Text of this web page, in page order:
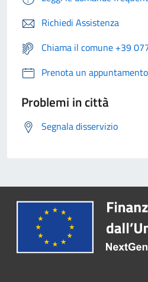
Richiedi Assistenza
Chiama il comune +39
Prenota un appuntamento
Problemi in città
Segnala disservizio